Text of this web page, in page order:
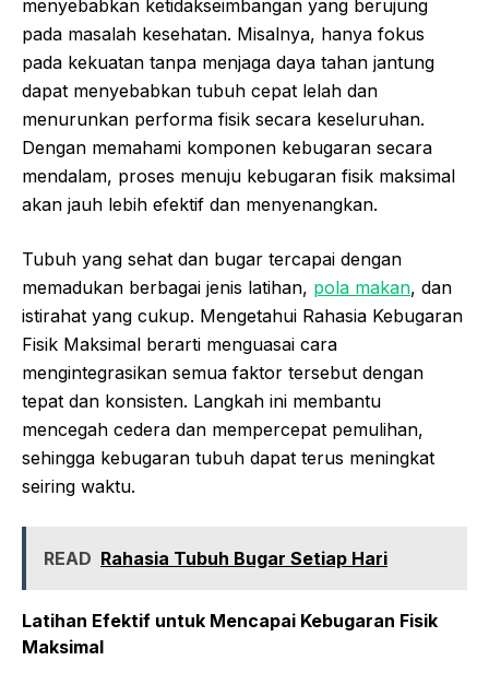
menyebabkan ketidakseimbangan yang berujung
pada masalah kesehatan. Misalnya, hanya fokus
pada kekuatan tanpa menjaga daya tahan jantung
dapat menyebabkan tubuh cepat lelah dan
menurunkan performa fisik secara keseluruhan.
Dengan memahami komponen kebugaran secara
mendalam, proses menuju kebugaran fisik maksimal
akan jauh lebih efektif dan menyenangkan.
Tubuh yang sehat dan bugar tercapai dengan
memadukan berbagai jenis latihan, pola makan, dan
istirahat yang cukup. Mengetahui Rahasia Kebugaran
Fisik Maksimal berarti menguasai cara
mengintegrasikan semua faktor tersebut dengan
tepat dan konsisten. Langkah ini membantu
mencegah cedera dan mempercepat pemulihan,
sehingga kebugaran tubuh dapat terus meningkat
seiring waktu.
READ Rahasia Tubuh Bugar Setiap Hari
Latihan Efektif untuk Mencapai Kebugaran Fisik
Maksimal